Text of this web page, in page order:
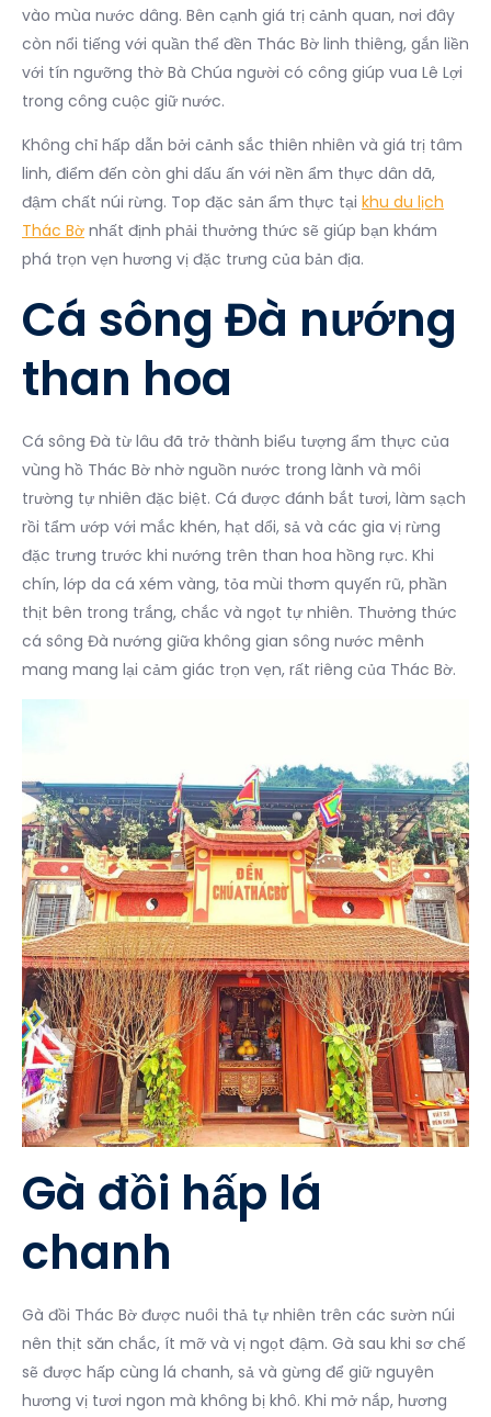
vào mùa nước dâng. Bên cạnh giá trị cảnh quan, nơi đây
còn nổi tiếng với quần thể đền Thác Bờ linh thiêng, gắn liền
với tín ngưỡng thờ Bà Chúa người có công giúp vua Lê Lợi
trong công cuộc giữ nước.
Không chỉ hấp dẫn bởi cảnh sắc thiên nhiên và giá trị tâm
linh, điểm đến còn ghi dấu ấn với nền ẩm thực dân dã,
đậm chất núi rừng. Top đặc sản ẩm thực tại khu du lịch
Thác Bờ nhất định phải thưởng thức sẽ giúp bạn khám
phá trọn vẹn hương vị đặc trưng của bản địa.
Cá sông Đà nướng
than hoa
Cá sông Đà từ lâu đã trở thành biểu tượng ẩm thực của
vùng hồ Thác Bờ nhờ nguồn nước trong lành và môi
trường tự nhiên đặc biệt. Cá được đánh bắt tươi, làm sạch
rồi tẩm ướp với mắc khén, hạt dổi, sả và các gia vị rừng
đặc trưng trước khi nướng trên than hoa hồng rực. Khi
chín, lớp da cá xém vàng, tỏa mùi thơm quyến rũ, phần
thịt bên trong trắng, chắc và ngọt tự nhiên. Thưởng thức
cá sông Đà nướng giữa không gian sông nước mênh
mang mang lại cảm giác trọn vẹn, rất riêng của Thác Bờ.
Gà đồi hấp lá
chanh
Gà đồi Thác Bờ được nuôi thả tự nhiên trên các sườn núi
nên thịt săn chắc, ít mỡ và vị ngọt đậm. Gà sau khi sơ chế
sẽ được hấp cùng lá chanh, sả và gừng để giữ nguyên
hương vị tươi ngon mà không bị khô. Khi mở nắp, hương